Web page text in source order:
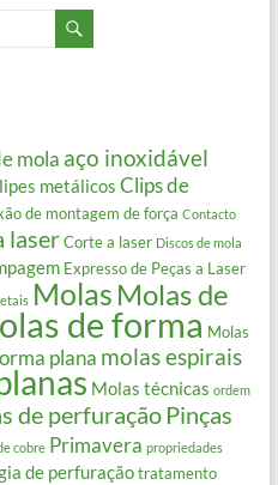
mola aço inoxidável
metálicos Clips de
de montagem de força Contacto
laser Corte a laser Discos de mola
Expresso de Peças a Laser
Molas Molas de
de forma Molas
plana molas espirais
Molas técnicas ordem
de perfuração Pinças
cobre Primavera propriedades
de perfuração tratamento